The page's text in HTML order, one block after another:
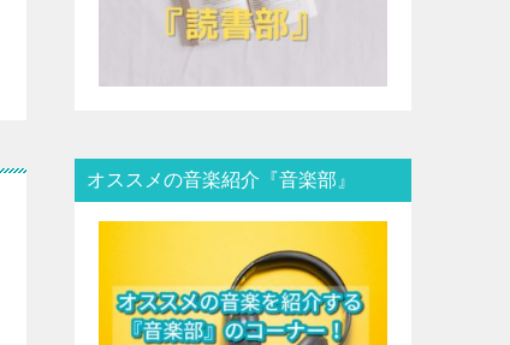
オススメの音楽紹介『音楽部』